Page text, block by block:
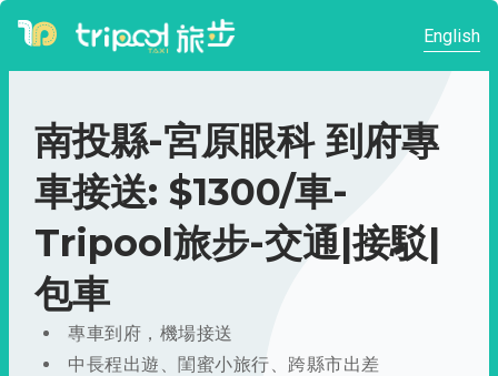
English
南投縣-宮原眼科 到府專
車接送: $1300/車-
Tripool旅步-交通|接駁|
包車
專車到府，機場接送
中長程出遊、閨蜜小旅行、跨縣市出差